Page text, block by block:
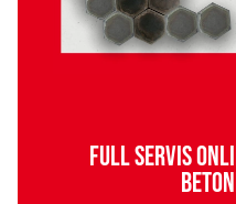
FULL SERVIS